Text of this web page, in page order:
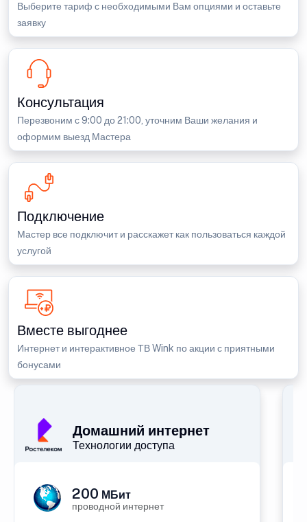
Выберите тариф с необходимыми Вам опциями и оставьте
заявку
Консультация
Перезвоним с 9:00 до 21:00, уточним Ваши желания и
оформим выезд Мастера
Подключение
Мастер все подключит и расскажет как пользоваться каждой
услугой
Вместе выгоднее
Интернет и интерактивное ТВ Wink по акции с приятными
бонусами
Домашний интернет
Технологии доступа
200 МБит
проводной интернет